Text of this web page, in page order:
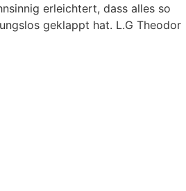
erleichtert, dass alles so
geklappt hat. L.G Theodor